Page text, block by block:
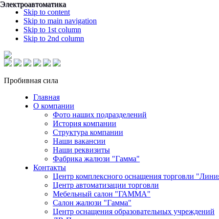
Skip to content
Skip to main navigation
Skip to 1st column
Skip to 2nd column
Электроавтоматика
Электроавтоматика
Пробивная сила
Главная
О компании
Фото наших подразделений
История компании
Структура компании
Наши вакансии
Наши реквизиты
Фабрика жалюзи "Гамма"
Контакты
Центр комплексного оснащения торговли
Центр автоматизации торговли
Мебельный салон "ГАММА"
Салон жалюзи "Гамма"
Центр оснащения образовательных учреждений